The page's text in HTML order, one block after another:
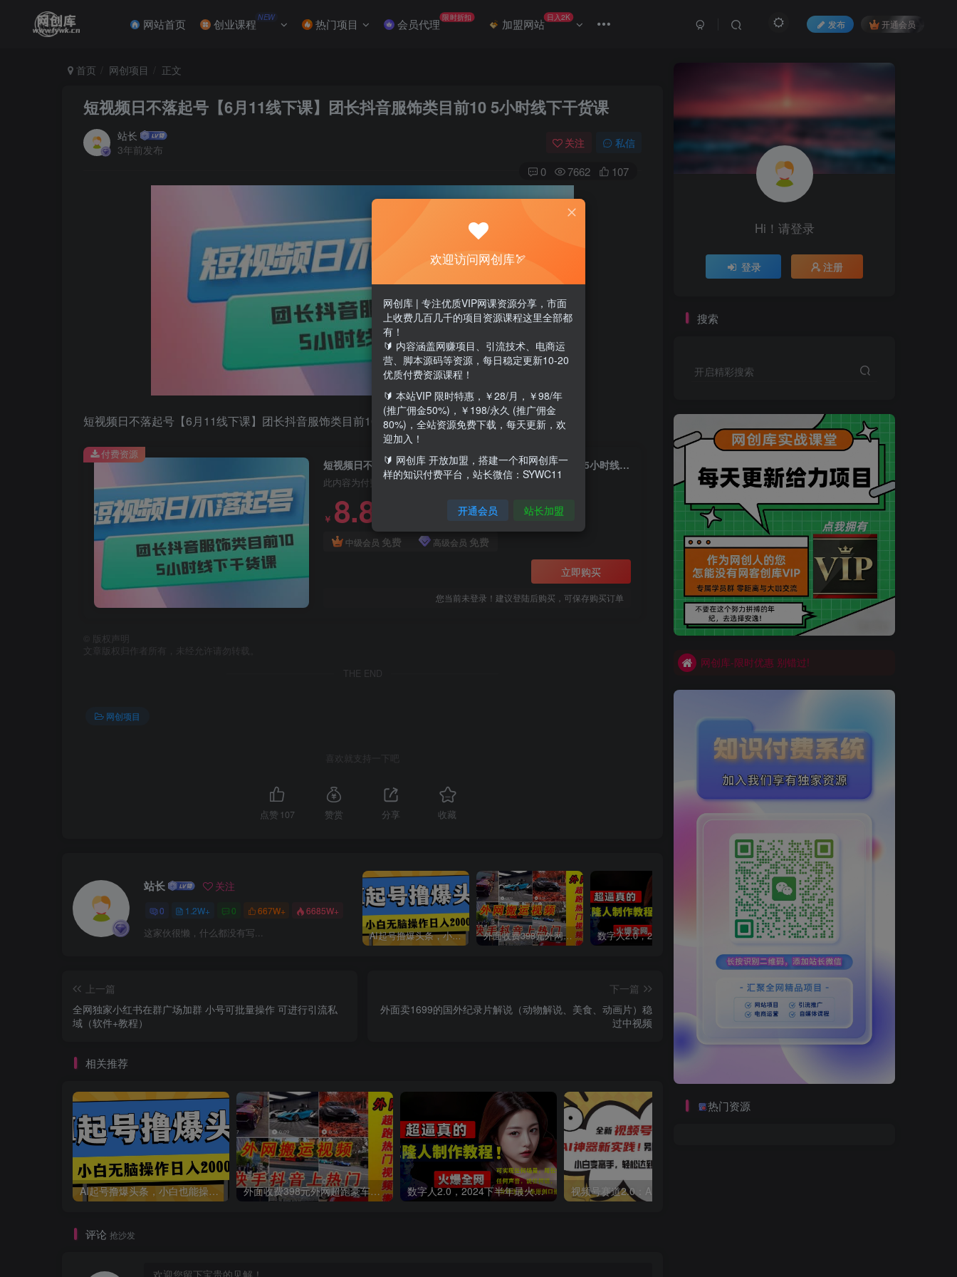
网站首页 创业课程 NEW 热门项目 会员代理 限时折扣 加盟网站 日入2K
发布 开通会员
首页 网创项目 正文
短视频日不落起号【6月11线下课】团长抖音服饰类目前10 5小时线下干货课
站长
3年前发布
关注 私信
0 7662 107
短视频日不落起号【6月11线下课】团长抖音服饰类目前10 5小时线下干货课
短视频日不落起号【6月11线下课】团长抖音服饰类目前10 5小时线下干货课
此内容为付费资源，请付费后查看
￥ 8.8
中级会员 免费 高级会员 免费
立即购买
您当前未登录！建议登陆后购买，可保存购买订单
付费资源
版权声明
文章版权归作者所有，未经允许请勿转载。
THE END
网创项目
喜欢就支持一下吧
点赞 107 赞赏 分享 收藏
站长 关注
0 1.2W+ 0 667W+ 6685W+
这家伙很懒，什么都没有写... AI起号撸爆头条，小白也能操作，日入2000+ 外面收费398元外网超跑豪车汽车视频搬运至快手抖音上热门项目 视频号赛道2.0：AI神器新实践！另辟蹊径！五分钟一条作品，小白变高手…
上一篇
全网独家小红书在群广场加群 小号可批量操作 可进行引流私
域（软件+教程）
下一篇
外面卖1699的国外纪录片解说（动物解说、美食、动画片）稳
过中视频
相关推荐
AI起号撸爆头条，小白也能操作，日入2000+ 外面收费398元外网超跑豪车汽车视频搬运至快手抖音上热门项目 数字人2.0，2024下半年最火项目，无限免费生成视频，可实现任何场景，用任何形象，任何声音，说任何话，5分钟生成一条原创口播视频。
评论 抢沙发
Hi！请登录
登录 注册
搜索
开启精彩搜索
买VIP会员或加盟商-全年最低价-立即抢额
网创库-限时优惠 别错过!
买VIP会员或加盟商-全年最低价-立即抢额
网创库-限时优惠 别错过!
热门资源
欢迎访问网创库🏹
网创库 | 专注优质VIP网课资源分享，市面
上收费几百几千的项目资源课程这里全部都
有！
🔰 内容涵盖网赚项目、引流技术、电商运
营、脚本源码等资源，每日稳定更新10-20
优质付费资源课程！
🔰 本站VIP 限时特惠，￥28/月，￥98/年
(推广佣金50%)，￥198/永久 (推广佣金
80%)，全站资源免费下载，每天更新，欢
迎加入！
🔰 网创库 开放加盟，搭建一个和网创库一
样的知识付费平台，站长微信：SYWC11
开通会员 站长加盟